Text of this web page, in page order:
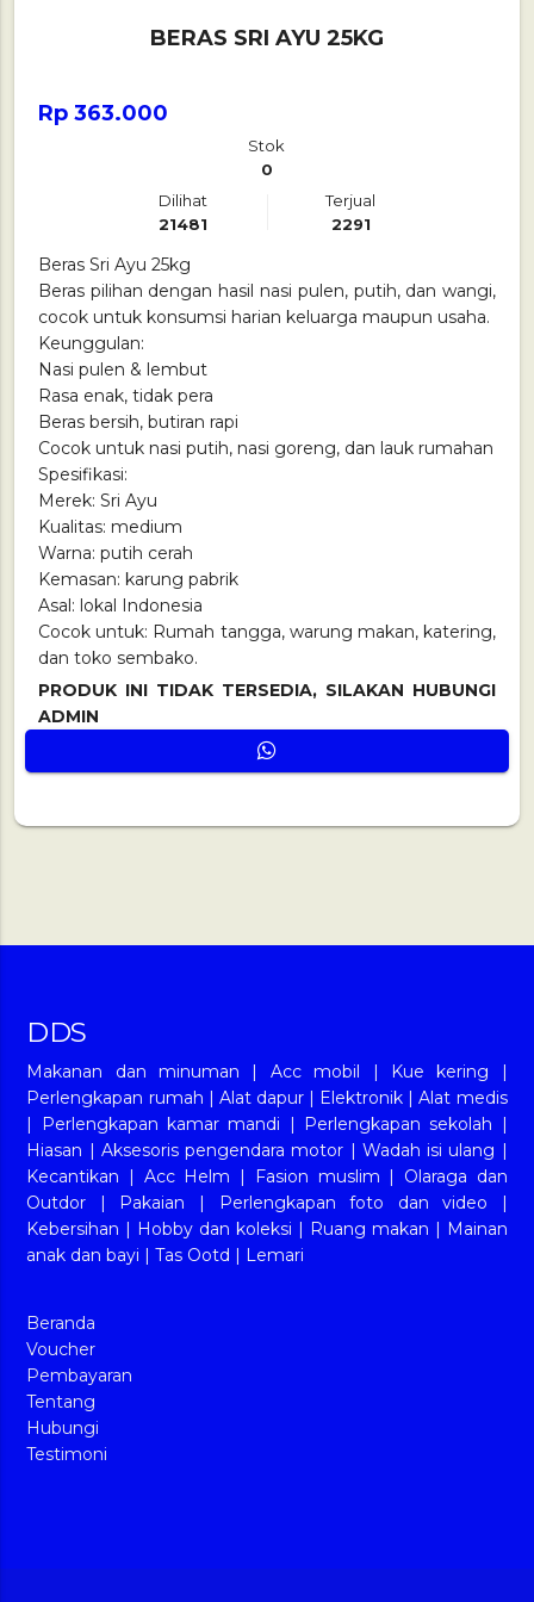
BERAS SRI AYU 25KG
Rp 363.000
Stok
0
Dilihat
21481
Terjual
2291
Beras Sri Ayu 25kg
Beras pilihan dengan hasil nasi pulen, putih, dan wangi,
cocok untuk konsumsi harian keluarga maupun usaha.
Keunggulan:
Nasi pulen & lembut
Rasa enak, tidak pera
Beras bersih, butiran rapi
Cocok untuk nasi putih, nasi goreng, dan lauk rumahan
Spesifikasi:
Merek: Sri Ayu
Kualitas: medium
Warna: putih cerah
Kemasan: karung pabrik
Asal: lokal Indonesia
Cocok untuk: Rumah tangga, warung makan, katering,
dan toko sembako.
PRODUK INI TIDAK TERSEDIA, SILAKAN HUBUNGI
ADMIN
DDS
Makanan dan minuman Acc mobil Kue kering
Perlengkapan rumah
Alat dapur| Elektronik |Alat medis
Perlengkapan kamar mandi Perlengkapan sekolah
Hiasan
Aksesoris pengendara motor Wadah isi ulang
Kecantikan
Acc Helm Fasion muslim
Olaraga dan
Outdor
Pakaian Perlengkapan foto dan video
Kebersihan
Hobby dan koleksi Ruang makan
Mainan
anak dan bayi |Tas Ootd Lemari
Beranda
Voucher
Pembayaran
Tentang
Hubungi
Testimoni